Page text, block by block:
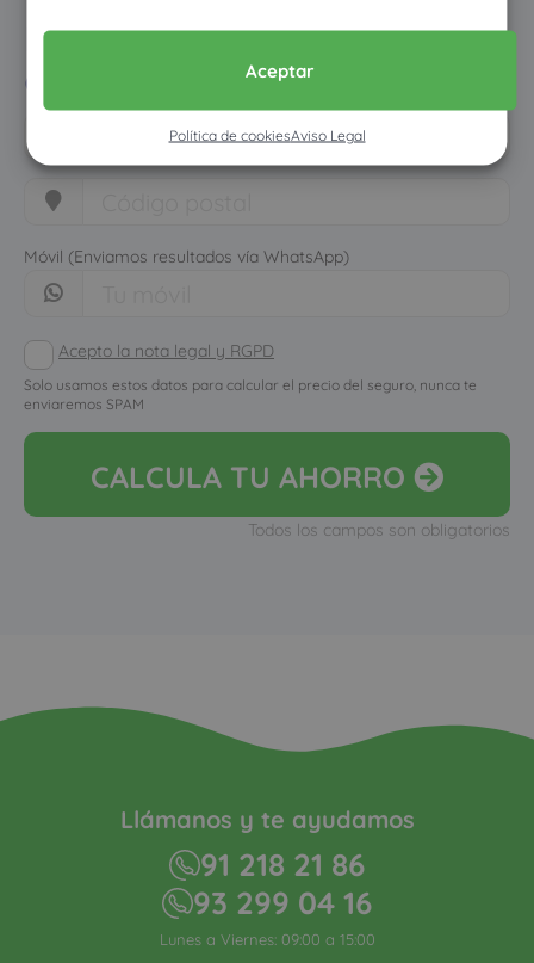
Aceptar
Política de cookiesAviso Legal
Pon tus datos y descubre
cuánto dinero ahorrarías
Móvil (Enviamos resultados vía WhatsApp)
Acepto la nota legal y RGPD
Solo usamos estos datos para calcular el precio del seguro, nunca te
enviaremos SPAM
CALCULA TU AHORRO
Todos los campos son obligatorios
Llámanos y te ayudamos
91 218 21 86
93 299 04 16
Lunes a Viernes: 09:00 a 15:00